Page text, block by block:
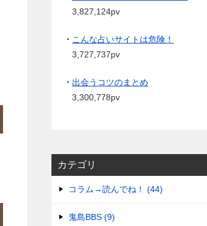
3,827,124pv
・ こんな占いサイトは危険！
3,727,737pv
・ 出会うコツのまとめ
3,300,778pv
カテゴリ
コラム→読んでね！ (44)
鬼島BBS (9)